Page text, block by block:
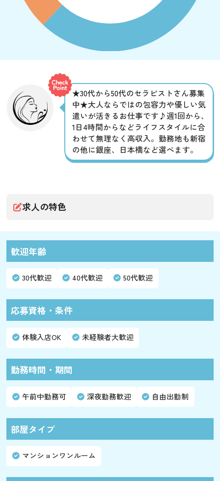
★30代から50代のセラピストさん募集
中★大人ならではの包容力や優しい気
遣いが活きるお仕事です♪週1回から、
1日4時間からなどライフスタイルに合
わせて無理なく高収入。勤務地も新宿
の他に銀座、日本橋など選べます。
求人の特色
歓迎年齢
30代歓迎 40代歓迎 50代歓迎
応募資格・条件
体験入店OK 未経験者大歓迎
勤務時間・期間
午前中勤務可 深夜勤務歓迎 自由出勤制
部屋タイプ
マンションワンルーム